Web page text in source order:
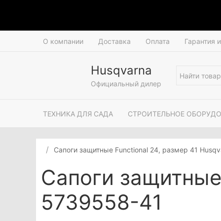
О компании Доставка Оплата Гарантия
Husqvarna
Официальный дилер
ТЕХНИКА ДЛЯ САДА СТРОИТЕЛЬНОЕ
Сапоги защитные Functional 24, размер 41
Сапоги
5739558-41